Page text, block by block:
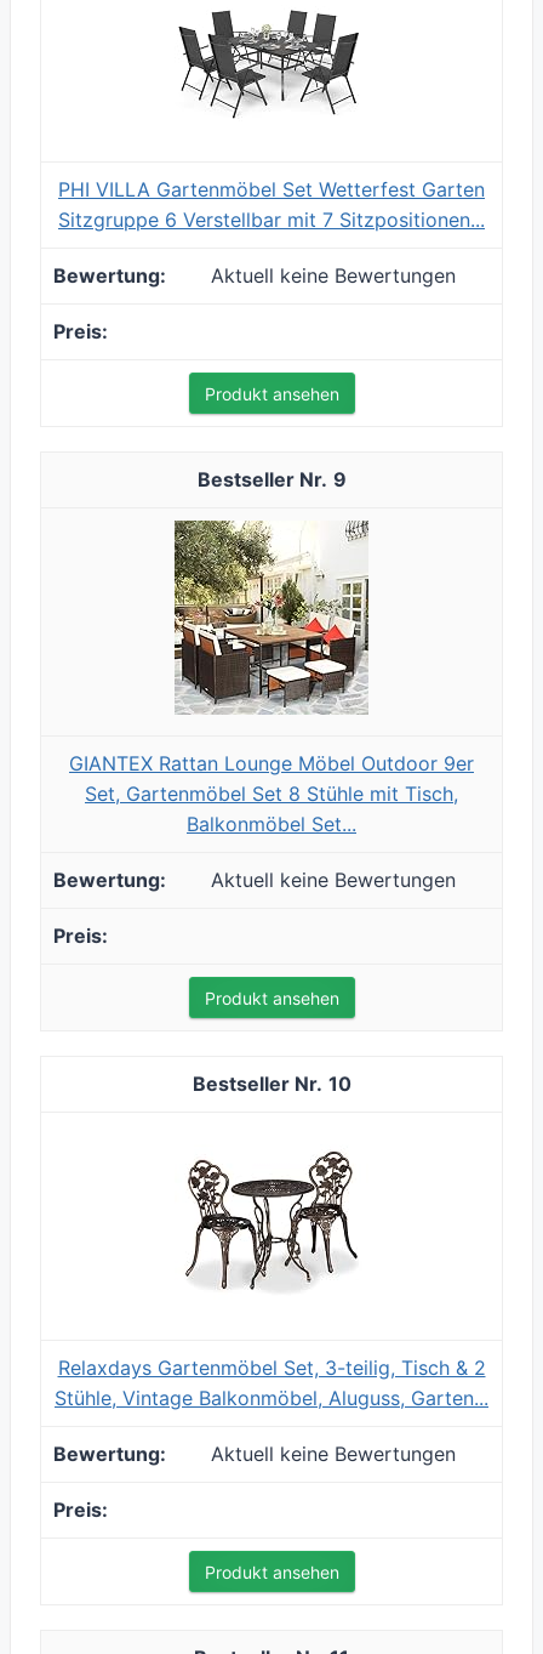
PHI VILLA Gartenmöbel Set Wetterfest Garten
Sitzgruppe 6 Verstellbar mit 7 Sitzpositionen...
Aktuell keine Bewertungen
Produkt ansehen
9
GIANTEX Rattan Lounge Möbel Outdoor 9er
Set, Gartenmöbel Set 8 Stühle mit Tisch,
Balkonmöbel Set...
Aktuell keine Bewertungen
Produkt ansehen
10
Relaxdays Gartenmöbel Set, 3-teilig, Tisch & 2
Stühle, Vintage Balkonmöbel, Aluguss, Garten...
Aktuell keine Bewertungen
Produkt ansehen